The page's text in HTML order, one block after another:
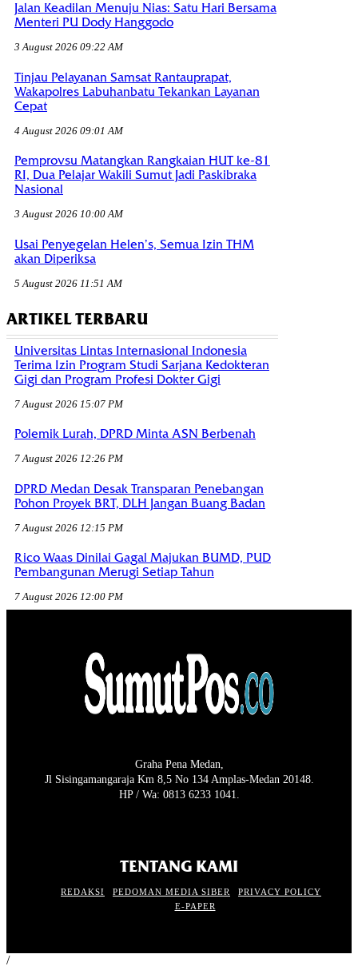
Jalan Keadilan Menuju Nias: Satu Hari Bersama
Menteri PU Dody Hanggodo
3 August 2026 09:22 AM
Tinjau Pelayanan Samsat Rantauprapat,
Wakapolres Labuhanbatu Tekankan Layanan
Cepat
4 August 2026 09:01 AM
Pemprovsu Matangkan Rangkaian HUT ke-81
RI, Dua Pelajar Wakili Sumut Jadi Paskibraka
Nasional
3 August 2026 10:00 AM
Usai Penyegelan Helen’s, Semua Izin THM
akan Diperiksa
5 August 2026 11:51 AM
ARTIKEL TERBARU
Universitas Lintas Internasional Indonesia
Terima Izin Program Studi Sarjana Kedokteran
Gigi dan Program Profesi Dokter Gigi
7 August 2026 15:07 PM
Polemik Lurah, DPRD Minta ASN Berbenah
7 August 2026 12:26 PM
DPRD Medan Desak Transparan Penebangan
Pohon Proyek BRT, DLH Jangan Buang Badan
7 August 2026 12:15 PM
Rico Waas Dinilai Gagal Majukan BUMD, PUD
Pembangunan Merugi Setiap Tahun
7 August 2026 12:00 PM
Graha Pena Medan,
Jl Sisingamangaraja Km 8,5 No 134 Amplas-Medan 20148.
HP / Wa: 0813 6233 1041.
TENTANG KAMI
REDAKSI PEDOMAN MEDIA SIBER
PRIVACY POLICY
E-PAPER
/